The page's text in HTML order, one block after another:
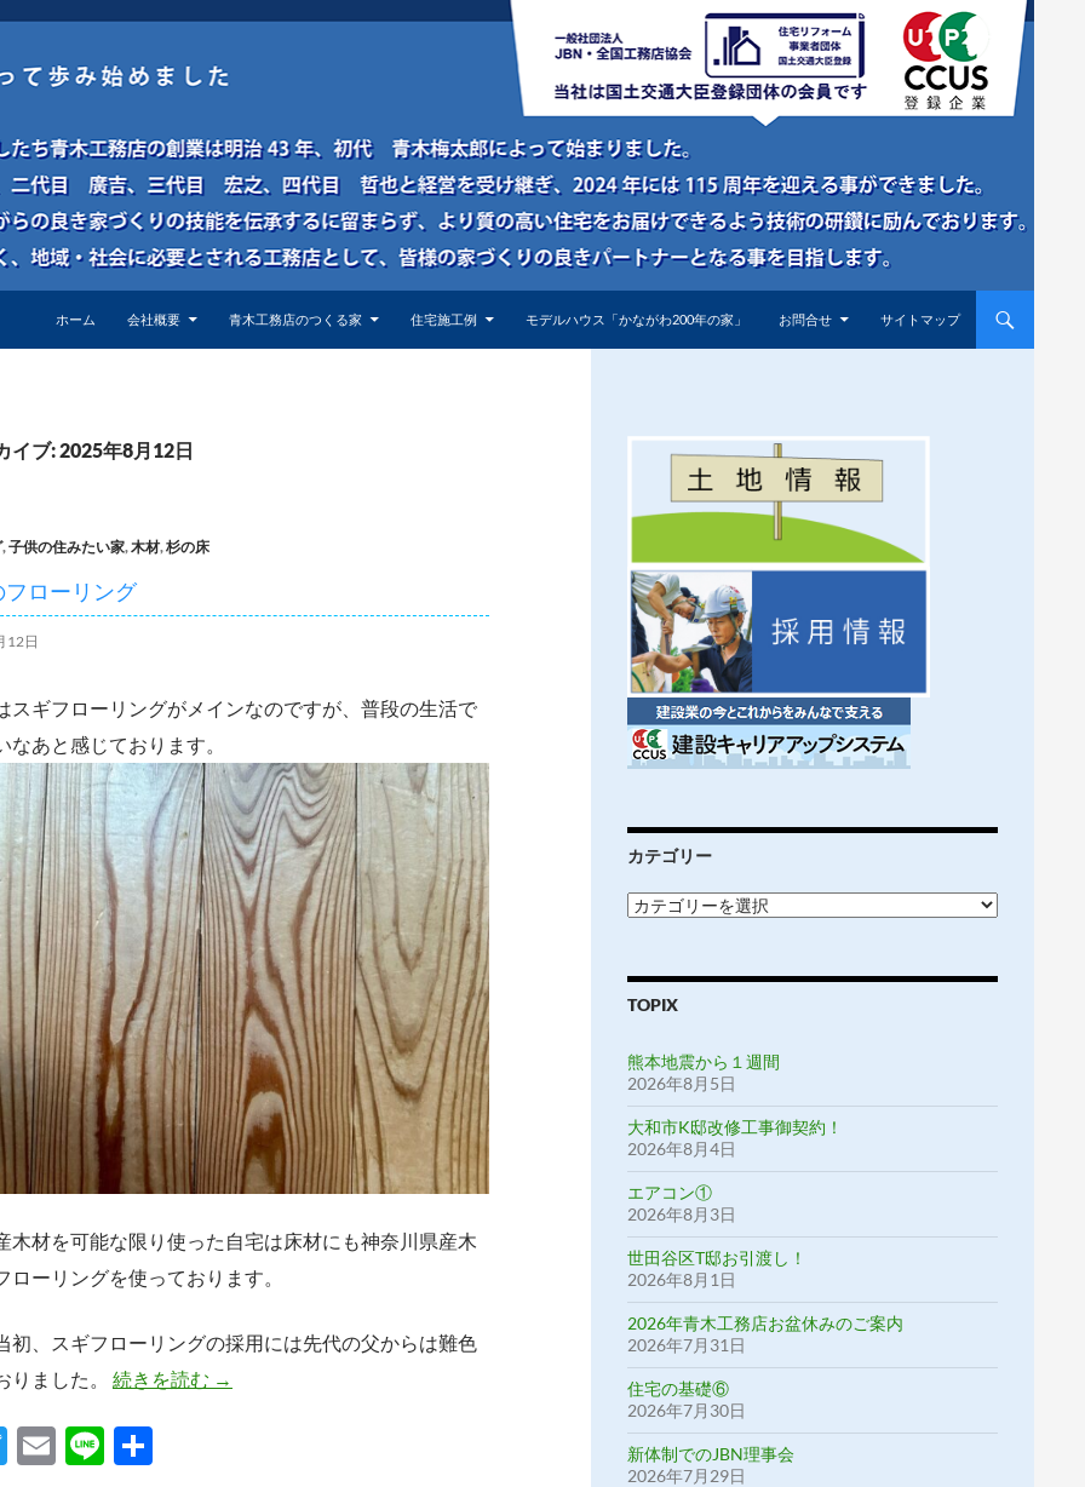
ホーム 会社概要 青木工務店のつくる家 住宅施工例 モデルハウス「かながわ200年の家」 お問合せ サイトマップ
イブ: 2025年8月12日
,子供の住みたい家,木材,杉の床
フローリング
12日
スギフローリングがメインなのですが、普段の生活で
なあと感じております。
木材を可能な限り使った自宅は床材にも神奈川県産木
ローリングを使っております。
初、スギフローリングの採用には先代の父からは難色
りました。 続きを読む スギのフローリング
→
T
E
Li
カテゴリー
カ
テ
ー
TOPIX
熊本地震から１週間
2026年8月5日
大和市K邸改修工事御契約！
2026年8月4日
エアコン①
2026年8月3日
世田谷区T邸お引渡し！
2026年8月1日
2026年青木工務店お盆休みのご案内
2026年7月31日
住宅の基礎⑥
2026年7月30日
新体制でのJBN理事会
2026年7月29日